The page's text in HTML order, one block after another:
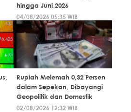
hingga Juni 2026
04/08/2026 05:35 WIB
Rupiah Melemah 0,32 Persen
dalam Sepekan, Dibayangi
Geopolitik dan Domestik
02/08/2026 12:32 WIB